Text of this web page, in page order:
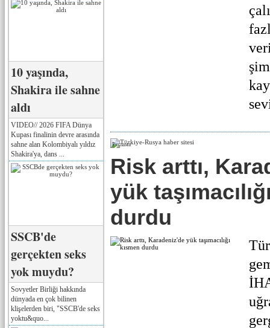
10 yaşında,
Shakira ile sahne
aldı
VIDEO// 2026 FIFA Dünya
Kupası finalinin devre arasında
sahne alan Kolombiyalı yıldız
Shakira'ya, dans ...
SSCB'de
gerçekten seks
yok muydu?
Sovyetler Birliği hakkında
dünyada en çok bilinen
klişelerden biri, "SSCB'de seks
yoktu&quo...
Реклама
Risk arttı,
yük
durdu